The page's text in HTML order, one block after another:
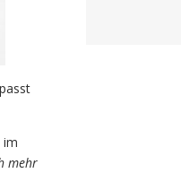
im
mehr